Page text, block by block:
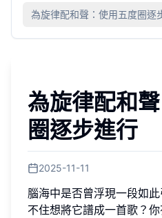
為旋律配和聲：使用五度圈逐
為旋律配和
圈逐步進行
2025-11-11
腦海中是否曾浮現一段如
不住想將它譜成一首歌？